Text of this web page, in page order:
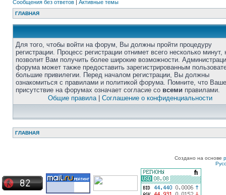
Сообщения без ответов | Активные темы
ГЛАВНАЯ
Для того, чтобы войти на форум, Вы должны пройти процедуру
регистрации. Процесс регистрации отнимет всего несколько минут,
позволит Вам получить более широкие возможности.
форума может также предоставить зарегистрированным
большие привилегии. Перед началом регистрации, Вы должны
ознакомиться с правилами и политикой форума. Помните, что Ваше
присутствие на форумах означает согласие со всеми правилами.
Общие правила| Соглашение о конфиденциальности
ГЛАВНАЯ
Создано на основе